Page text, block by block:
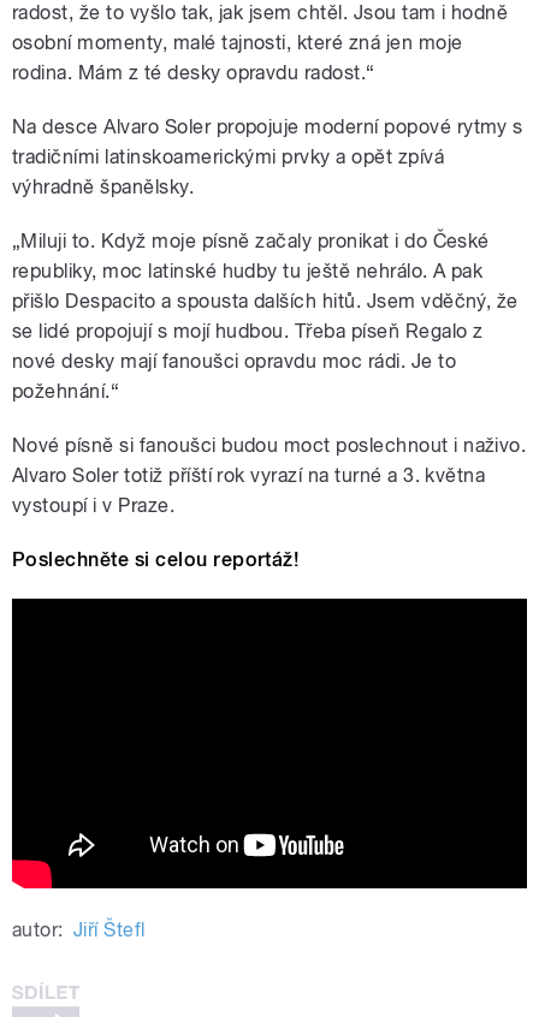
radost, že to vyšlo tak, jak jsem chtěl. Jsou tam i hodně
osobní momenty, malé tajnosti, které zná jen moje
rodina. Mám z té desky opravdu radost.“
Na desce Alvaro Soler propojuje moderní popové rytmy s
tradičními latinskoamerickými prvky a opět zpívá
výhradně španělsky.
„Miluji to. Když moje písně začaly pronikat i do České
republiky, moc latinské hudby tu ještě nehrálo. A pak
přišlo Despacito a spousta dalších hitů. Jsem vděčný, že
se lidé propojují s mojí hudbou. Třeba píseň Regalo z
nové desky mají fanoušci opravdu moc rádi. Je to
požehnání.“
Nové písně si fanoušci budou moct poslechnout i naživo.
Alvaro Soler totiž příští rok vyrazí na turné a 3. května
vystoupí i v Praze.
Poslechněte si celou reportáž!
autor: Jiří Štefl